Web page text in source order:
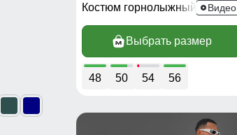
Костюм горнолыжный 02412Ch
Видео
Выбрать размер
48 50 54 56